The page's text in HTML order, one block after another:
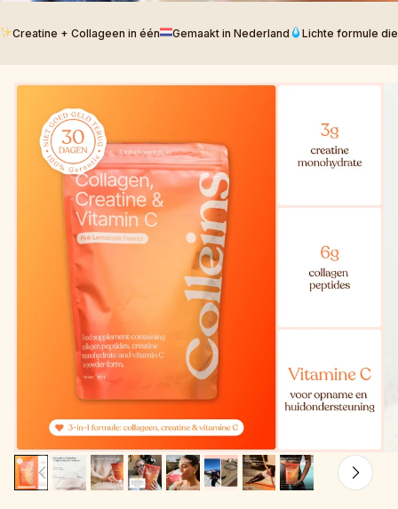
Creatine + Collageen in één Gemaakt in Nederland Lichte formule